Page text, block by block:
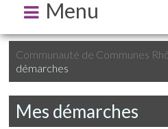
Menu
Communauté de Communes
démarches
Mes démarches